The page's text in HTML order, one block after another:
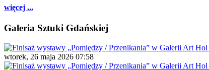
więcej ...
Galeria Sztuki Gdańskiej
wtorek, 26 maja 2026 07:58